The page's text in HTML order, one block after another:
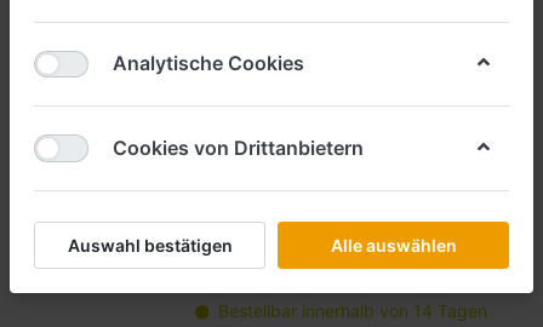
Filtern Sortieren
BUSCH
Art.-Nr. BU59920
* Preise inkl. MwSt., zzgl.Versandkosten
Bestellbar innerhalb von 14 Tagen
Analytische Cookies
Cookies von Drittanbietern
Auswahl bestätigen Alle auswählen